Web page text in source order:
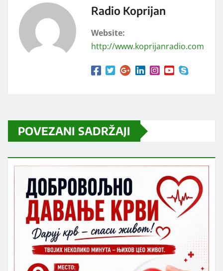
Radio Koprijan
Website:
http://www.koprijanradio.com
POVEZANI SADRŽAJI